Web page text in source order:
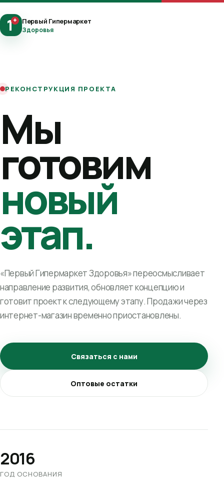
1+ Первый Гипермаркет
Здоровья
РЕКОНСТРУКЦИЯ ПРОЕКТА
Мы
готовим
новый
этап.
«Первый Гипермаркет Здоровья» переосмысливает
направление развития, обновляет концепцию и
готовит проект к следующему этапу. Продажи через
интернет-магазин временно приостановлены.
Связаться с нами
Оптовые остатки
2016
ГОД ОСНОВАНИЯ